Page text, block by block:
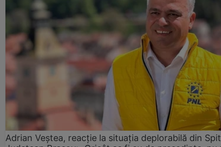
Adrian Veștea, reacție la situația deplorabilă din